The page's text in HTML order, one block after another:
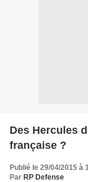
Des Hercules
française ?
Publié le 29/04/2015 à
Par RP Defense